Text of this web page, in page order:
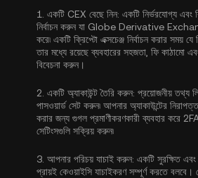
1. একটি CEX বেছে নিন: একটি নির্ভরযোগ্য এবং
নির্বাচন করুন যা Globe Derivative
করে৷ একটি ক্রিপ্টো এক্সচেঞ্জ নির্বাচন করার সময়
তার মধ্যে রয়েছে ব্যবহারের সহজতা, ফি কাঠামো
বিবেচনা করুন।
2. একটি অ্যাকাউন্ট তৈরি করুন: প্রয়োজনীয় তথ্য
পাসওয়ার্ড সেট করুন৷ আপনার অ্যাকাউন্টের
করার জন্য গুগল প্রমাণীকরণকারী ব্যবহার করে
সেটিংসগুলি সক্রিয় করুন৷
3. আপনার পরিচয় যাচাই করুন: একটি সুরক্ষিত
প্রায়ই কেওয়াইসি যাচাইকরণসম্পূর্ণ করতে বলবে।